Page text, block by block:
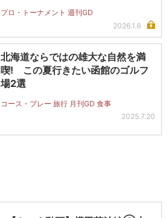
プロ・トーナメント 週刊GD
2026.1.6
北海道ならではの雄大な自然を満
喫! この夏行きたい函館のゴルフ
場2選
コース・プレー 旅行 月刊GD 食事
2025.7.20